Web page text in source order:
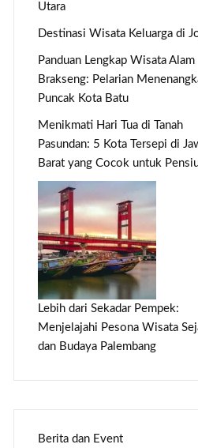
Utara
Destinasi Wisata Keluarga di
Panduan Lengkap Wisata Alam
Brakseng: Pelarian
Puncak Kota Batu
Menikmati Hari Tua di Tanah
Pasundan: 5 Kota Tersepi di
Barat yang Cocok untuk
Lebih dari Sekadar Pempek:
Menjelajahi Pesona Wisata
dan Budaya Palembang
Berita dan Event